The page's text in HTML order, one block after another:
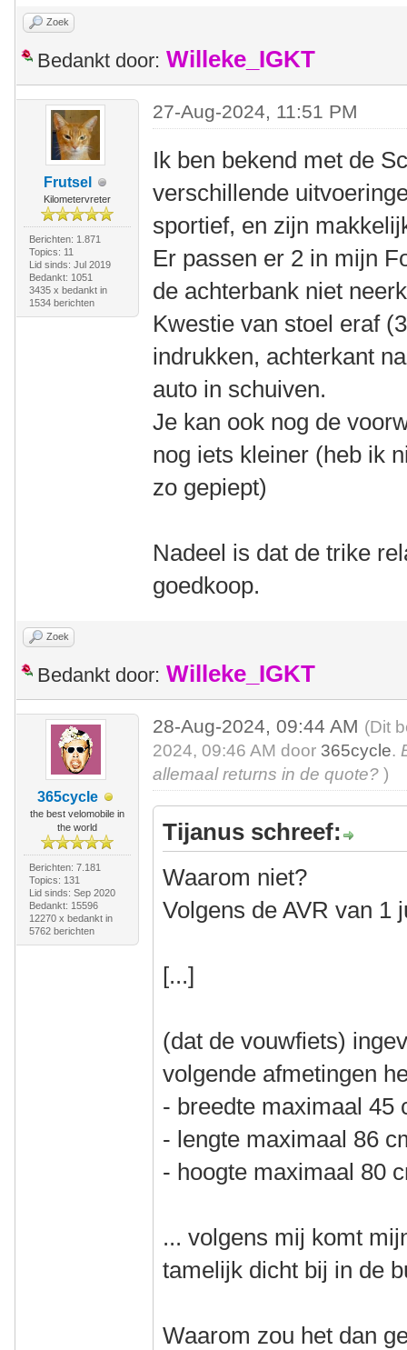
Zoek
Bedankt door: Willeke_IGKT
Frutsel
Kilometervreter
Berichten: 1.871
Topics: 11
Lid sinds: Jul 2019
Bedankt: 1051
3435 x bedankt in
1534 berichten
27-Aug-2024, 11:51 PM
Ik ben bekend met de
verschillende
sportief, en zijn
Er passen er 2 in mijn
de achterbank niet
Kwestie van stoel eraf
indrukken, achterkant
auto in schuiven.
Je kan ook nog de
nog iets kleiner (heb ik
zo gepiept)
Nadeel is dat de trike
goedkoop.
Zoek
Bedankt door: Willeke_IGKT
365cycle
the best velomobile in
the world
Berichten: 7.181
Topics: 131
Lid sinds: Sep 2020
Bedankt: 15596
12270 x bedankt in
5762 berichten
28-Aug-2024, 09:44 AM (Dit
2024, 09:46 AM door 365cycle.
allemaal returns in de quote? )
Tijanus schreef:
Waarom niet?
Volgens de AVR van 1
[...]
(dat de vouwfiets)
volgende afmetingen
- breedte maximaal 45
- lengte maximaal 86
- hoogte maximaal 80
... volgens mij komt
tamelijk dicht bij in de
Waarom zou het dan